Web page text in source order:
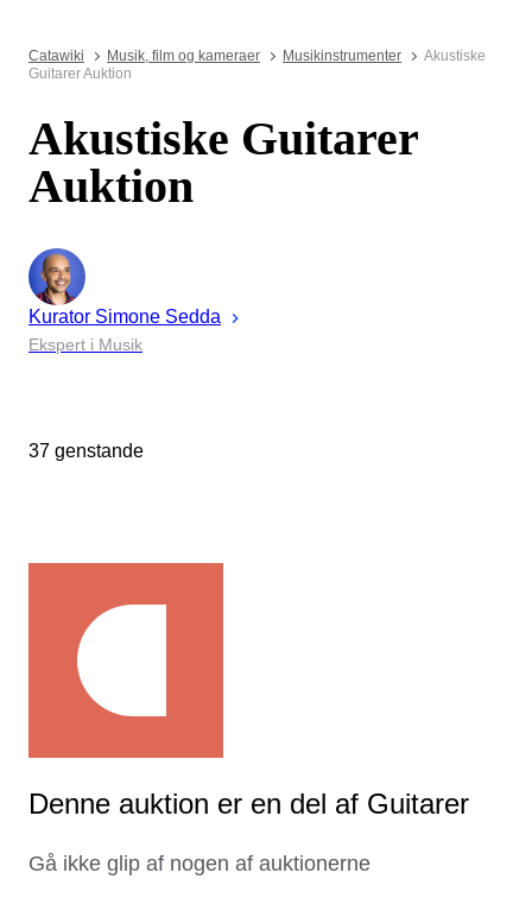
Catawiki Musik, film og kameraer Musikinstrumenter
Akustiske
Guitarer Auktion
Akustiske Guitarer
Auktion
Kurator Simone Sedda
Ekspert i Musik
37 genstande
Denne auktion er en del af Guitarer
Gå ikke glip af nogen af auktionerne